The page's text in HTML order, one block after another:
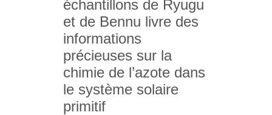
échantillons de Ryugu
et de Bennu livre des
informations
précieuses sur la
chimie de l’azote dans
le système solaire
primitif